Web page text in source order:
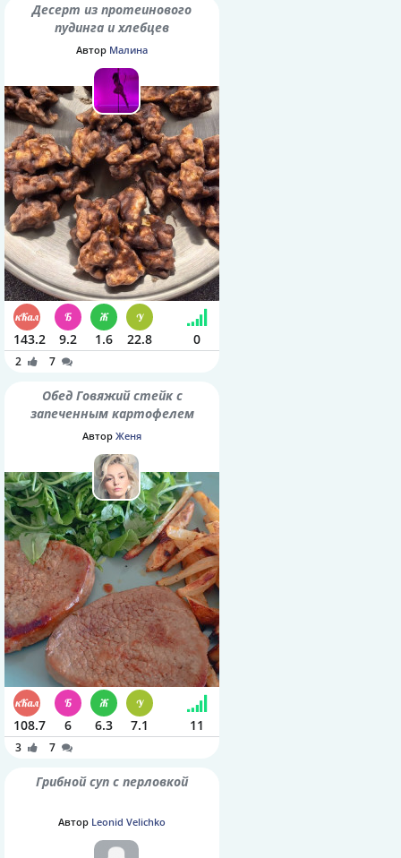
Десерт из протеинового
пудинга и хлебцев
Автор Малина
143.2 9.2 1.6 22.8 0
2 7
Обед Говяжий стейк с
запеченным картофелем
Автор Женя
108.7 6 6.3 7.1 11
3 7
Грибной суп с перловкой
Автор Leonid Velichko